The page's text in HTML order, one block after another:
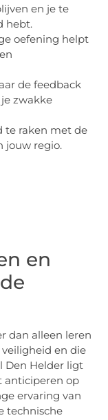
en je te
hebt.
oefening helpt
de feedback
zwakke
te raken met de
jouw regio.
en
dan alleen leren
en die
Den Helder ligt
anticiperen op
ervaring van
technische